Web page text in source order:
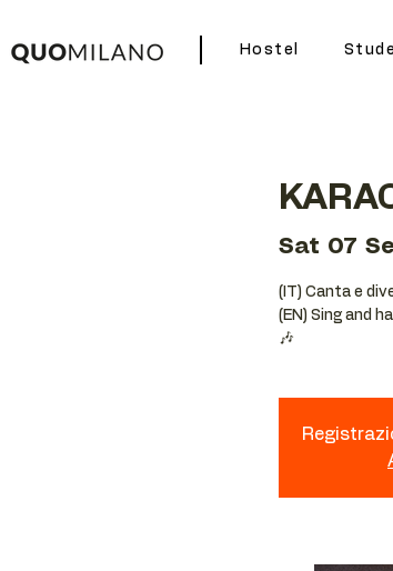
Hostel
Sat 07
(IT) Canta e
(EN) Sing and
🎶